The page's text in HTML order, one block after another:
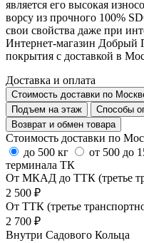
является его высокая
ворсу из прочного 100%
свои свойства даже при
Интернет-магазин Добрый
покрытия с доставкой в
Доставка и оплата
Стоимость доставки по
Подъем на этаж
Способы
Возврат и обмен товара
Стоимость доставки по
до 500 кг
от 500 до
терминала ТК
От МКАД до ТТК (третье
2 500 ₽
От ТТК (третье
2 700 ₽
Внутри Садового Кольца